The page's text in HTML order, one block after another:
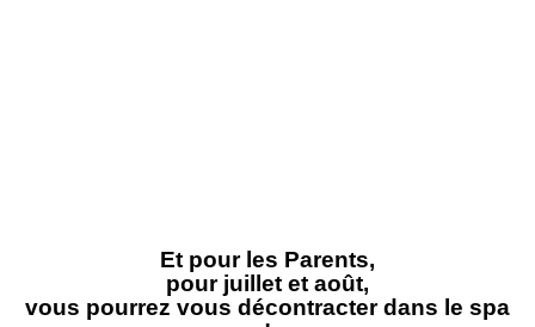
Et pour les Parents,
pour juillet et août,
vous pourrez vous décontracter dans le spa